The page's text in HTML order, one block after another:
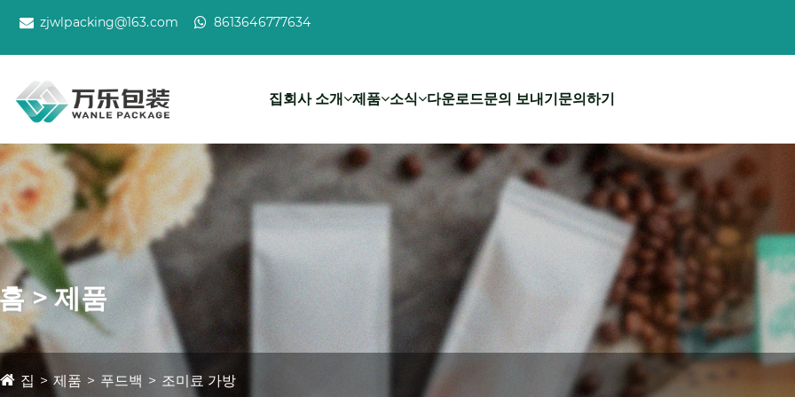
zjwlpacking@163.com 8613646777634
집회사 소개 제품 소식 다운로드문의 보내기문의하기
> 제품
집 제품 푸드백 조미료 가방